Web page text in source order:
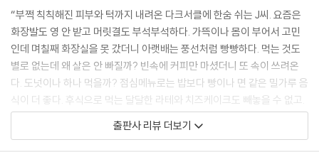
지는 빼도 무방합니다. 그리고 몇 가지는 대체식품이 기재되어 있습니다.
(현미, 단호박, 불린 미역 등) 일단, 1주일치 식단을 계획하신 후에 '사야 할
것' 목록을 정리하고 대형마트에 가셔서 구입하시는 게 가장 편리하고 쉬
운 방법이라고 생각합니다. 아가베시럽 같은 생소한 재료들은 번거로우시
더라도 인터넷을 검색해보시면 구입하실 수 있고요. [클린] 이벤트를 하고
있는 풀무원 올가 사이트(orga.co.kr)에서도 구입할 수 있습니다.
곧 [클린] 블로그가 열리니까요, 거기에 더 자세한 레시피와 정보들을 많
호였다. --- p.33
전 세계 농약의 25%와 살충제의 10%가 어디에 쓰이는지 아는가? 면화를
키우는 데 사용된다. 이 약품들은 땅과 물, 공기로 스며든다. 엄청난 양의
화학비료는 말할 것도 없다. 면화에서 나온 다량의 화학물질은 젖소의 사
료로 쓰이는 면실과 우리가 먹는 정크푸드를 통해 체내로 들어온다.
여기에 더해 우리는 아크릴, 나일론, 폴리에스테르 등의 합성섬유로 만든
옷을 입는다. 석유를 원료로 하는 이런 옷감은 환경을 해치고, 우리의 몸에
독소를 침투시킬 수 있다. 일반적으로 합성섬유로 만든 옷을 입으면, 피부
“부쩍 칙칙해진 피부와 턱까지 내려온 다크서클에 한숨 쉬는 J씨. 요즘은
화장발도 영 안 받고 머릿결도 부석부석하다. 가뜩이나 몸이 부어서 고민
인데 며칠째 화장실을 못 갔더니 아랫배는 풍선처럼 빵빵하다. 먹는 것도
별로 없는데 왜 살은 안 빠질까? 빈속에 커피만 마셨더니 또 속이 쓰려온
다. 도넛이나 하나 먹을까? 점심메뉴로는 밥보다 빵이나 면 같은 밀가루 음
식이 더 좋다. 후식으로 먹는 달달한 라테와 치즈케이크도 빼놓을 수 없고.
아, 또 지겨운 다이어트를 시작해야 하나? 바나나, 검은콩, 덴마크 다이어
트…, 안 해본 게 없지만 매번 요요현상으로 몸무게만 차곡차곡 늘었다. 마
출판사 리뷰 더보기